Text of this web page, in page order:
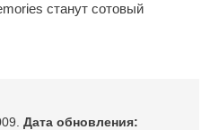
станут сотовый
Дата обновления: